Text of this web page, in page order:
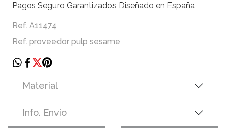
Pagos Seguro Garantizados Diseñado en España
Ref. A11474
Ref. proveedor pulp sesame
Material
Info. Envío